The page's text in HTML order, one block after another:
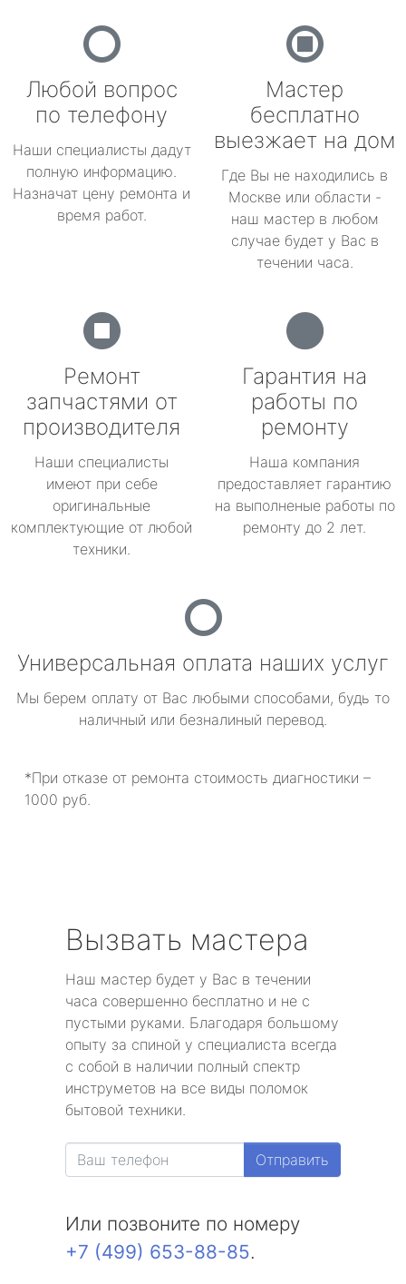
Любой вопрос
по телефону
Наши специалисты дадут
полную информацию.
Назначат цену ремонта и
время работ.
Мастер
бесплатно
выезжает на дом
Где Вы не находились в
Москве или области -
наш мастер в любом
случае будет у Вас в
течении часа.
Ремонт
запчастями от
производителя
Наши специалисты
имеют при себе
оригинальные
комплектующие от любой
техники.
Гарантия на
работы по
ремонту
Наша компания
предоставляет гарантию
на выполненые работы по
ремонту до 2 лет.
Универсальная оплата наших услуг
Мы берем оплату от Вас любыми способами, будь то
наличный или безналиный перевод.
*При отказе от ремонта стоимость диагностики –
1000 руб.
Вызвать мастера
Наш мастер будет у Вас в течении
часа совершенно бесплатно и не с
пустыми руками. Благодаря большому
опыту за спиной у специалиста всегда
с собой в наличии полный спектр
инструметов на все виды поломок
бытовой техники.
Отправить
Или позвоните по номеру
+7 (499) 653-88-85.